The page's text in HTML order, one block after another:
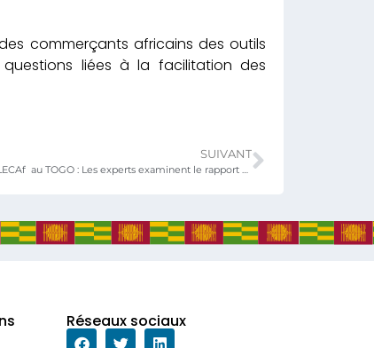
commerçants africains des outils
liées à la facilitation des
SUIVANT
Mise en œuvre de la ZLECAf au TOGO : Les experts examinent le rapport provisoire d’évaluation
Réseaux sociaux